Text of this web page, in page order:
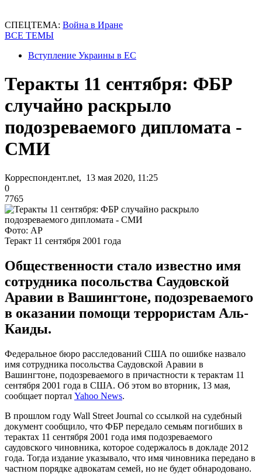
СПЕЦТЕМА: Война в Иране
ВСЕ ТЕМЫ
Вступление Украины в ЕС
Теракты 11 сентября: ФБР
случайно раскрыло
подозреваемого дипломата -
СМИ
Корреспондент.net, 13 мая 2020, 11:25
0
7765
Фото: AP
Теракт 11 сентября 2001 года
Общественности стало известно имя
сотрудника посольства Саудовской
Аравии в Вашингтоне, подозреваемого
в оказании помощи террористам Аль-
Каиды.
Федеральное бюро расследований США по ошибке назвало
имя сотрудника посольства Саудовской Аравии в
Вашингтоне, подозреваемого в причастности к терактам 11
сентября 2001 года в США. Об этом во вторник, 13 мая,
сообщает портал Yahoo News.
В прошлом году Wall Street Journal со ссылкой на судебный
документ сообщило, что ФБР передало семьям погибших в
терактах 11 сентября 2001 года имя подозреваемого
саудовского чиновника, которое содержалось в докладе 2012
года. Тогда издание указывало, что имя чиновника передано в
частном порядке адвокатам семей, но не будет обнародовано.